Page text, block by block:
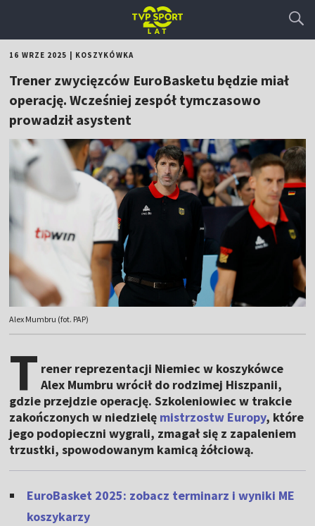
16 WRZE 2025 KOSZYKÓWKA
Trener zwycięzców EuroBasketu będzie miał
operację. Wcześniej zespół tymczasowo
prowadził asystent
Alex Mumbru (fot. PAP)
T rener reprezentacji Niemiec w koszykówce
Alex Mumbru wrócił do rodzimej Hiszpanii,
gdzie przejdzie operację. Szkoleniowiec w trakcie
zakończonych w niedzielę mistrzostw Europy, które
jego podopieczni wygrali, zmagał się z zapaleniem
trzustki, spowodowanym kamicą żółciową.
EuroBasket 2025: zobacz terminarz i wyniki ME
koszykarzy